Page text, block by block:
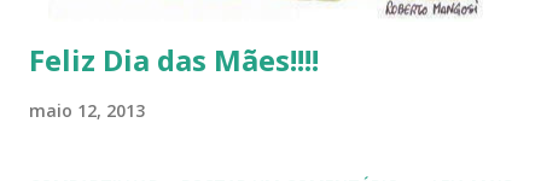
Feliz Dia das Mães!!!!
maio 12, 2013